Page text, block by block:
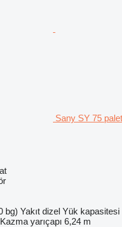
Sany SY 75
bg) Yakıt dizel Yük kapasitesi
Kazma yarıçapı 6,24 m